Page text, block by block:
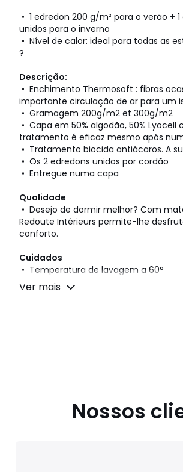
• 1 edredon 200 g/m² para o verão +
unidos para o inverno
• Nível de calor: ideal para todas as
?
Descrição:
• Enchimento Thermosoft : fibras
importante circulação de ar para um
• Gramagem 200g/m2 et 300g/m2
• Capa em 50% algodão, 50%
tratamento é eficaz mesmo após
• Tratamento biocida antiácaros. A
• Os 2 edredons unidos por cordão
• Entregue numa capa
Qualidade
• Desejo de dormir melhor? Com
Redoute Intérieurs permite-lhe
conforto.
Cuidados
• Temperatura de lavagem a 60°
• Pode ir à máquina de secar com
Ver mais
Nossos